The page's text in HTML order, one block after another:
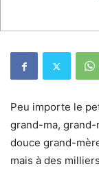
Peu importe le
grand-ma, grand-
douce grand-
mais à des